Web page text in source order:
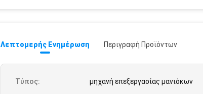
Λεπτομερής Ενημέρωση Περιγραφή Προϊόντων
Τύπος: μηχανή επεξεργασίας μανιόκων